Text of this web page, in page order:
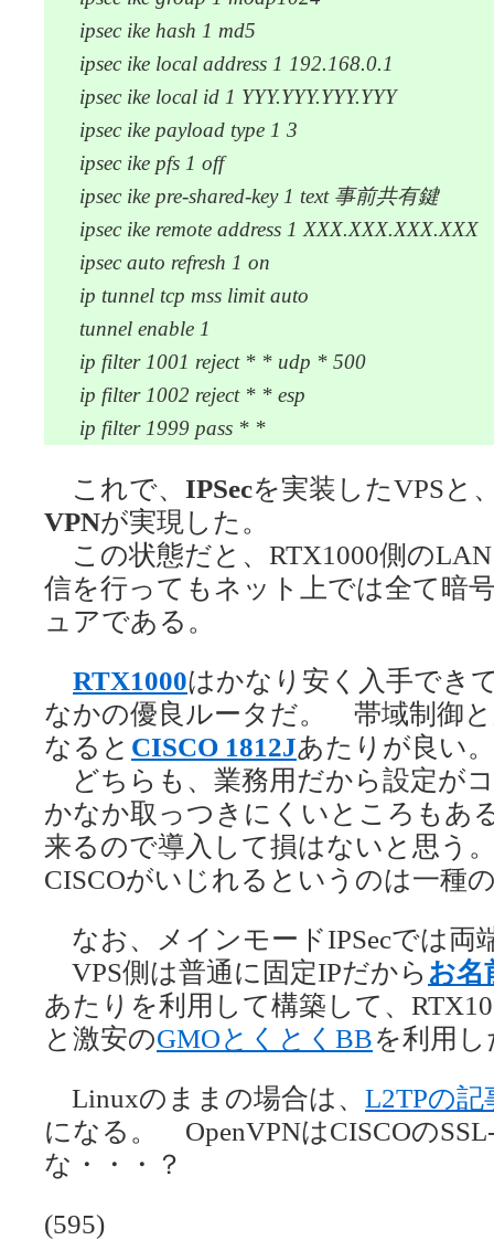
ipsec ike hash 1 md5
ipsec ike local address 1 192.168.0.1
ipsec ike local id 1 YYY.YYY.YYY.YYY
ipsec ike payload type 1 3
ipsec ike pfs 1 off
ipsec ike pre-shared-key 1 text 事前共有鍵
ipsec ike remote address 1 XXX.XXX.XXX.XXX
ipsec auto refresh 1 on
ip tunnel tcp mss limit auto
tunnel enable 1
ip filter 1001 reject * * udp * 500
ip filter 1002 reject * * esp
ip filter 1999 pass * *
これで、 IPSecを実装したVPSと
VPNが実現した。
この状態だと、RTX1000側の
信を行ってもネット上では全て暗
ュアである。
RTX1000はかなり安く入手でき
なかの優良ルータだ。 帯域制御
なると CISCO 1812Jあたりが良い。
どちらも、業務用だから設定が
かなか取っつきにくいところもあ
来るので導入して損はないと思
CISCOがいじれるというのは一種
なお、メインモードIPSecでは両
VPS側は普通に固定IPだから お名
あたりを利用して構築して、
と激安のGMOとくとくBBを利用し
Linuxのままの場合は、 L2TPの記
になる。 OpenVPNはCISCOの
な・・・？
(595)